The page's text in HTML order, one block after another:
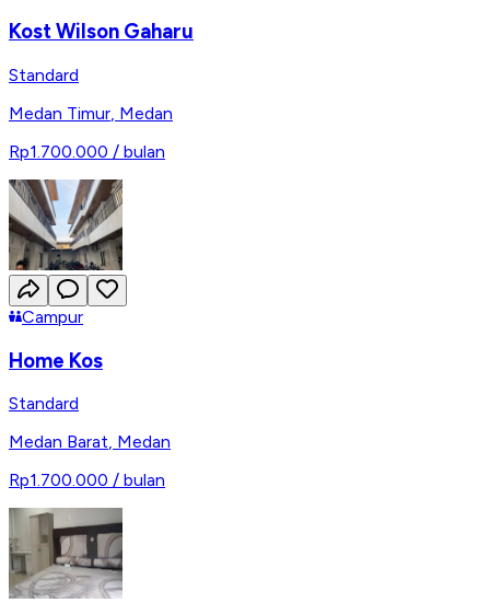
Kost Wilson Gaharu
Standard
Medan Timur, Medan
Rp1.700.000 / bulan
Campur
Home Kos
Standard
Medan Barat, Medan
Rp1.700.000 / bulan